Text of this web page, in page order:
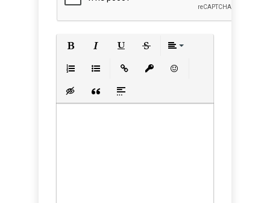
Вставка скрытого текста
Вставка цитаты
Вставка спойлера